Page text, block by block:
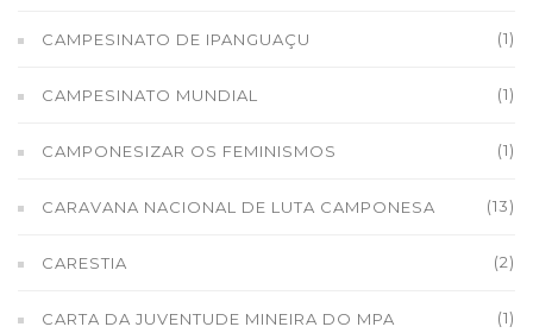
CAMPESINATO DE IPANGUAÇU (1)
CAMPESINATO MUNDIAL (1)
CAMPONESIZAR OS FEMINISMOS (1)
CARAVANA NACIONAL DE LUTA CAMPONESA (13)
CARESTIA (2)
CARTA DA JUVENTUDE MINEIRA DO MPA (1)